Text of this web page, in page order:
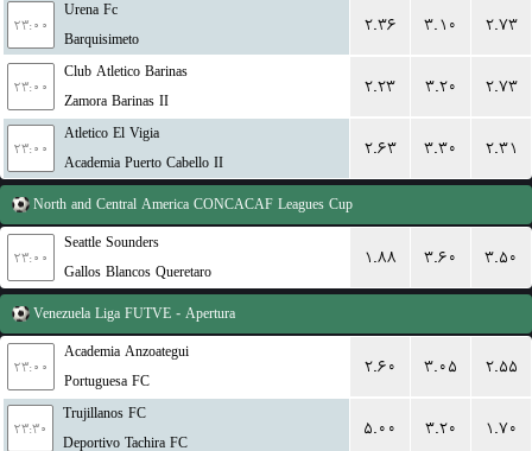
۲۳:۰۰
Urena Fc
Barquisimeto
۲.۳۶ ۳.۱۰ ۲.۷۳
۲۳:۰۰
Club Atletico Barinas
Zamora Barinas II
۲.۲۳ ۳.۲۰ ۲.۷۳
۲۳:۰۰
Atletico El Vigia
Academia Puerto Cabello II
۲.۶۳ ۳.۳۰ ۲.۳۱
North and Central America CONCACAF Leagues Cup
۲۳:۰۰
Seattle Sounders
Gallos Blancos Queretaro
۱.۸۸ ۳.۶۰ ۳.۵۰
Venezuela Liga FUTVE - Apertura
۲۳:۰۰
Academia Anzoategui
Portuguesa FC
۲.۶۰ ۳.۰۵ ۲.۵۵
۲۳:۳۰
Trujillanos FC
Deportivo Tachira FC
۵.۰۰ ۳.۲۰ ۱.۷۰